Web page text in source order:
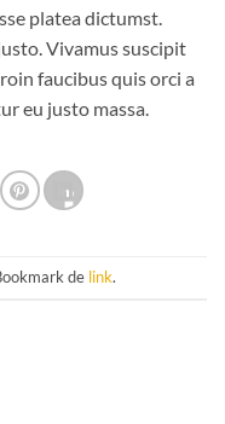
platea dictumst.
Vivamus suscipit
faucibus quis orci a
eu justo massa.
de link.